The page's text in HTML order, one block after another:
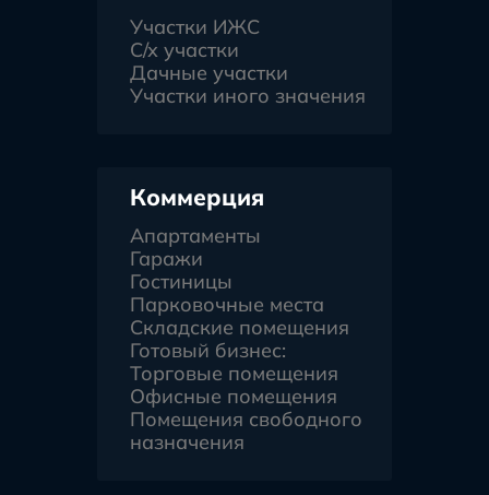
Участки ИЖС
С/х участки
Дачные участки
Участки иного значения
Коммерция
Апартаменты
Гаражи
Гостиницы
Парковочные места
Складские помещения
Готовый бизнес:
Торговые помещения
Офисные помещения
Помещения свободного
назначения